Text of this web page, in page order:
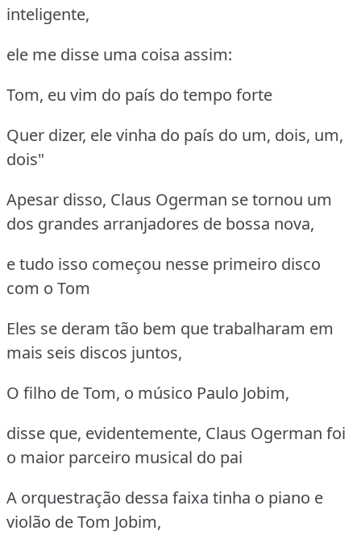
inteligente,
ele me disse uma coisa assim:
Tom, eu vim do país do tempo forte
Quer dizer, ele vinha do país do um, dois, um,
dois"
Apesar disso, Claus Ogerman se tornou um
dos grandes arranjadores de bossa nova,
e tudo isso começou nesse primeiro disco
com o Tom
Eles se deram tão bem que trabalharam em
mais seis discos juntos,
O filho de Tom, o músico Paulo Jobim,
disse que, evidentemente, Claus Ogerman foi
o maior parceiro musical do pai
A orquestração dessa faixa tinha o piano e
violão de Tom Jobim,